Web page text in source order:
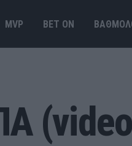
MVP BET ΟΝ